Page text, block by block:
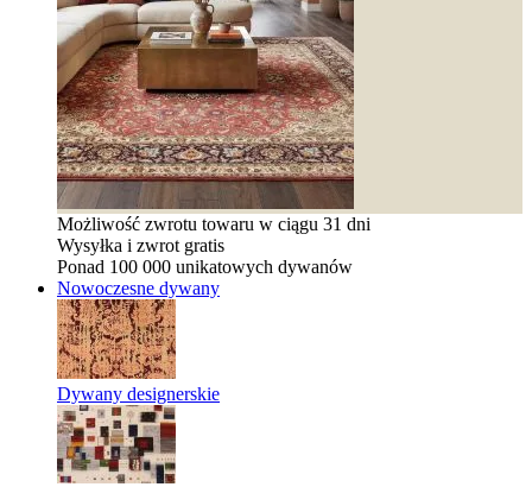
Możliwość zwrotu towaru w ciągu 31 dni
Wysyłka i zwrot gratis
Ponad 100 000 unikatowych dywanów
Nowoczesne dywany
Dywany designerskie